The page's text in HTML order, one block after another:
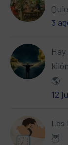
3
🌎
12
Los
🦉